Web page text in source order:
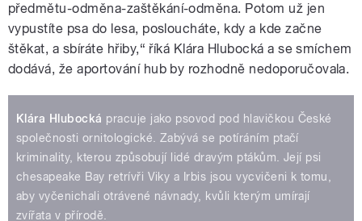
předmětu-odměna-zaštěkání-odměna. Potom už jen
vypustíte psa do lesa, posloucháte, kdy a kde začne
štěkat, a sbíráte hřiby,“ říká Klára Hlubocká a se smíchem
dodává, že aportování hub by rozhodně nedoporučovala.
Klára Hlubocká pracuje jako psovod pod hlavičkou České
společnosti ornitologické. Zabývá se potíráním ptačí
kriminality, kterou způsobují lidé dravým ptákům. Její psi
chesapeake Bay retrívři Viky a Irbis jsou vycvičeni k tomu,
aby vyčenichali otrávené návnady, kvůli kterým umírají
zvířata v přírodě.